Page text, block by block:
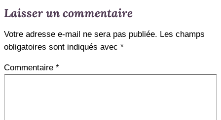
Laisser un commentaire
Votre adresse e-mail ne sera pas publiée. Les champs
obligatoires sont indiqués avec *
Commentaire *